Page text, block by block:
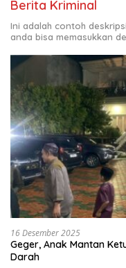
Berita Kriminal
Ini adalah contoh
anda bisa memasukkan
16 Desember 2025
Geger, Anak Mantan
Darah